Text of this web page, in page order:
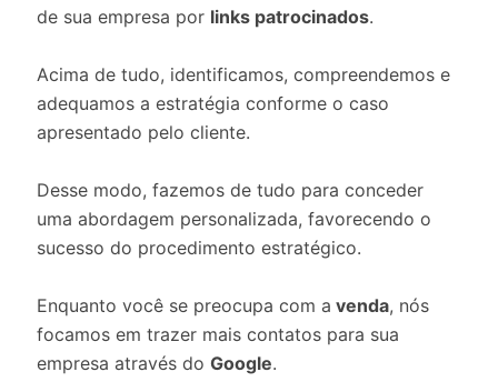
de sua empresa por links patrocinados.
Acima de tudo, identificamos, compreendemos e
adequamos a estratégia conforme o caso
apresentado pelo cliente.
Desse modo, fazemos de tudo para conceder
uma abordagem personalizada, favorecendo o
sucesso do procedimento estratégico.
Enquanto você se preocupa com a venda, nós
focamos em trazer mais contatos para sua
empresa através do Google.